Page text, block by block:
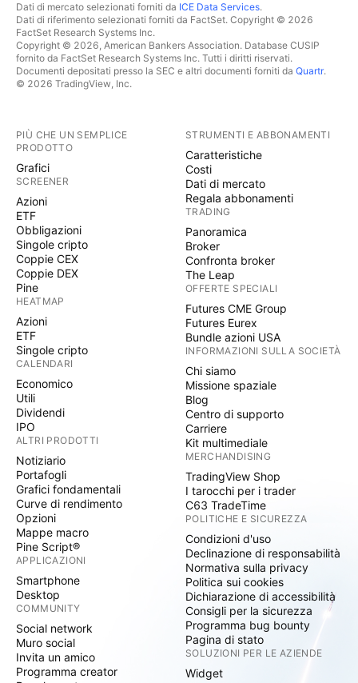
Dati di mercato selezionati forniti da ICE Data Services.
Dati di riferimento selezionati forniti da FactSet. Copyright © 2026
FactSet Research Systems Inc.
Copyright © 2026, American Bankers Association. Database CUSIP
fornito da FactSet Research Systems Inc. Tutti i diritti riservati.
Documenti depositati presso la SEC e altri documenti forniti da Quartr.
© 2026 TradingView, Inc.
PIÙ CHE UN SEMPLICE
PRODOTTO
Grafici
SCREENER
Azioni
ETF
Obbligazioni
Singole cripto
Coppie CEX
Coppie DEX
Pine
HEATMAP
Azioni
ETF
Singole cripto
CALENDARI
Economico
Utili
Dividendi
IPO
ALTRI PRODOTTI
Notiziario
Portafogli
Grafici fondamentali
Curve di rendimento
Opzioni
Mappe macro
Pine Script®
APPLICAZIONI
Smartphone
Desktop
COMMUNITY
Social network
Muro social
Invita un amico
Programma creator
STRUMENTI E ABBONAMENTI
Caratteristiche
Costi
Dati di mercato
Regala abbonamenti
TRADING
Panoramica
Broker
Confronta broker
The Leap
OFFERTE SPECIALI
Futures CME Group
Futures Eurex
Bundle azioni USA
INFORMAZIONI SULLA SOCIETÀ
Chi siamo
Missione spaziale
Blog
Centro di supporto
Carriere
Kit multimediale
MERCHANDISING
TradingView Shop
I tarocchi per i trader
C63 TradeTime
POLITICHE E SICUREZZA
Condizioni d'uso
Declinazione di responsabilità
Normativa sulla privacy
Politica sui cookies
Dichiarazione di accessibilità
Consigli per la sicurezza
Programma bug bounty
Pagina di stato
SOLUZIONI PER LE AZIENDE
Widget